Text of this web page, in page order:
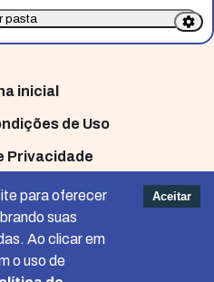
pasta
inicial
de Uso
Privacidade
para oferecer
suas
Ao clicar em
o uso de
Aceitar